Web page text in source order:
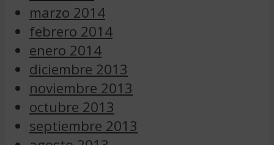
marzo 2014
febrero 2014
enero 2014
diciembre 2013
noviembre 2013
octubre 2013
septiembre 2013